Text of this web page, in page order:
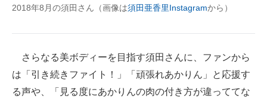
2018年8月の須田さん（画像は須田亜香里Instagramから）
さらなる美ボディーを目指す須田さんに、ファンから
は「引き続きファイト！」「頑張れあかりん」と応援す
る声や、「見る度にあかりんの肉の付き方が違っててな